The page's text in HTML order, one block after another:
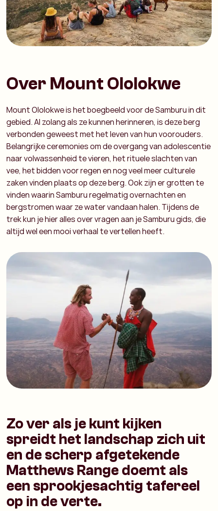
Over Mount Ololokwe
Mount Ololokwe is het boegbeeld voor de Samburu in dit
gebied. Al zolang als ze kunnen herinneren, is deze berg
verbonden geweest met het leven van hun voorouders.
Belangrijke ceremonies om de overgang van adolescentie
naar volwassenheid te vieren, het rituele slachten van
vee, het bidden voor regen en nog veel meer culturele
zaken vinden plaats op deze berg. Ook zijn er grotten te
vinden waarin Samburu regelmatig overnachten en
bergstromen waar ze water vandaan halen. Tijdens de
trek kun je hier alles over vragen aan je Samburu gids, die
altijd wel een mooi verhaal te vertellen heeft.
Zo ver als je kunt kijken
spreidt het landschap zich uit
en de scherp afgetekende
Matthews Range doemt als
een sprookjesachtig tafereel
op in de verte.